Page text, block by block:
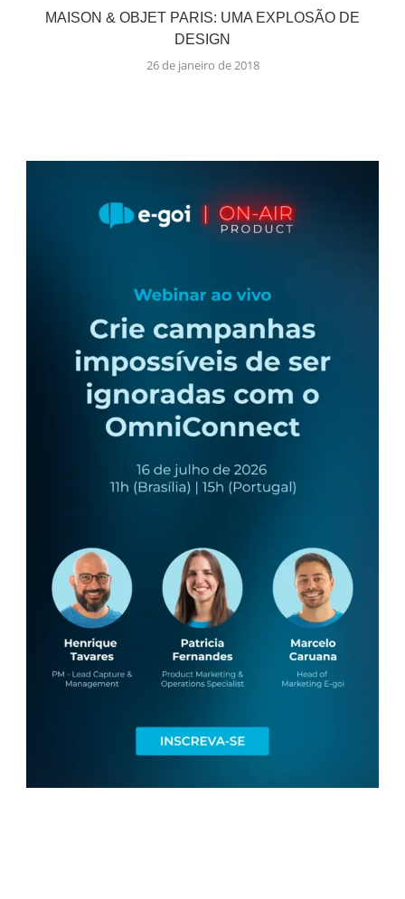
MAISON & OBJET PARIS: UMA EXPLOSÃO DE
DESIGN
26 de janeiro de 2018